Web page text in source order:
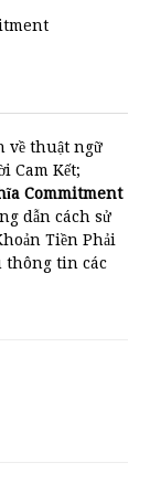
về thuật ngữ
Cam Kết;
Commitment
dẫn cách sử
Tiền Phải
thông tin các